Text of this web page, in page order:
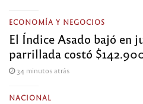
ECONOMÍA Y NEGOCIOS
El Índice Asado bajó en
parrillada costó
34 minutos atrás
NACIONAL